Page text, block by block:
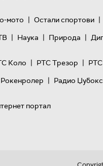
мото | Остали спортови |
| Наука | Природа |
Коло | РТС Трезор |
| Радио Џубокс
портал